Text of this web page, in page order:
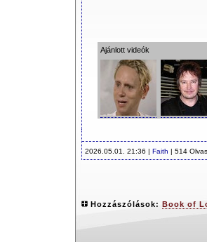
Ajánlott videók
2026.05.01. 21:36 | Faith | 514
Hozzászólások: Book of